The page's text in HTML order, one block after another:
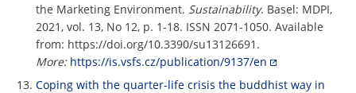
the Marketing Environment. Sustainability. Basel: MDPI,
2021, vol. 13, No 12, p. 1-18. ISSN 2071-1050. Available
from: https://doi.org/10.3390/su13126691.
More: https://is.vsfs.cz/publication/9137/en
Coping with the quarter-life crisis the buddhist way in